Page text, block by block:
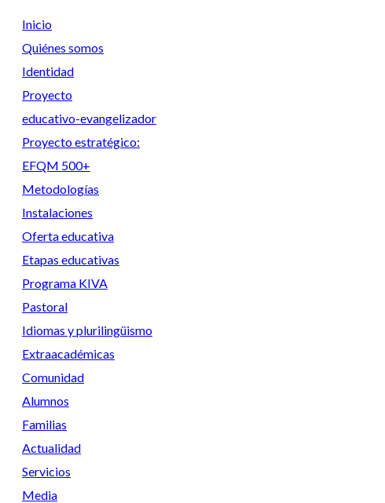
Inicio
Quiénes somos
Identidad
Proyecto
educativo-evangelizador
Proyecto estratégico:
EFQM 500+
Metodologías
Instalaciones
Oferta educativa
Etapas educativas
Programa KIVA
Pastoral
Idiomas y plurilingüismo
Extraacadémicas
Comunidad
Alumnos
Familias
Actualidad
Servicios
Media